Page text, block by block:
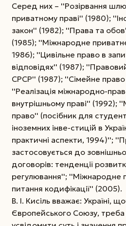
Серед них – ''Розірвання
приватному праві'' (1980);
закон'' (1982); ''Права та
(1985); ''Міжнародне
1986); ''Цивільне право в
відповідях'' (1987);
СРСР'' (1987); ''Сімейне
''Реалізація міжнародно-
внутрішньому праві'' (1992);
право'' (посібник для
іноземних інве-стицій в
практичні аспекти, 1994)'';
застосовується до
договорів: тенденції
регулювання''; ''Міжнародне
питання кодифікації'' (2005).
В. І. Кисіль вважає: Україні,
Європейського Союзу,